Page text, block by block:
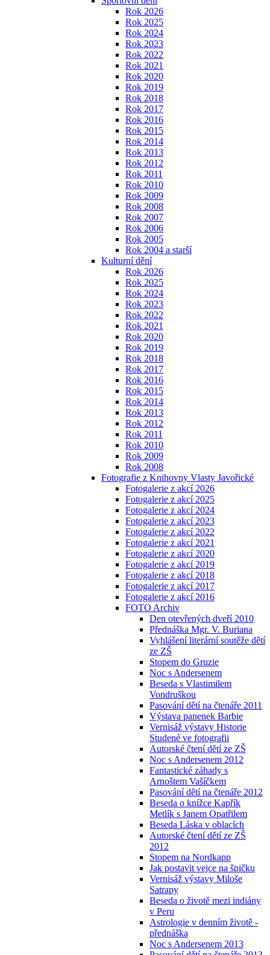
Rok 2026
Rok 2025
Rok 2024
Rok 2023
Rok 2022
Rok 2021
Rok 2020
Rok 2019
Rok 2018
Rok 2017
Rok 2016
Rok 2015
Rok 2014
Rok 2013
Rok 2012
Rok 2011
Rok 2010
Rok 2009
Rok 2008
Rok 2007
Rok 2006
Rok 2005
Rok 2004 a starší
Kulturní dění
Rok 2026
Rok 2025
Rok 2024
Rok 2023
Rok 2022
Rok 2021
Rok 2020
Rok 2019
Rok 2018
Rok 2017
Rok 2016
Rok 2015
Rok 2014
Rok 2013
Rok 2012
Rok 2011
Rok 2010
Rok 2009
Rok 2008
Fotografie z Knihovny Vlasty Javořické
Fotogalerie z akcí 2026
Fotogalerie z akcí 2025
Fotogalerie z akcí 2024
Fotogalerie z akcí 2023
Fotogalerie z akcí 2022
Fotogalerie z akcí 2021
Fotogalerie z akcí 2020
Fotogalerie z akcí 2019
Fotogalerie z akcí 2018
Fotogalerie z akcí 2017
Fotogalerie z akcí 2016
FOTO Archiv
Den otevřených dveří 2010
Přednáška Mgr. V. Buriana
Vyhlášení literární soutěže dětí
ze ZŠ
Stopem do Gruzie
Noc s Andersenem
Beseda s Vlastimilem
Vondruškou
Pasování dětí na čtenáře 2011
Výstava panenek Barbie
Vernisáž výstavy Historie
Studené ve fotografii
Autorské čtení dětí ze ZŠ
Noc s Andersenem 2012
Fantastické záhady s
Arnoštem Vašíčkem
Pasování dětí na čtenáře 2012
Beseda o knížce Kapřík
Metlík s Janem Opatřilem
Beseda Láska v oblacích
Autorské čtení dětí ze ZŠ
2012
Stopem na Nordkapp
Jak postavit vejce na špičku
Vernisáž výstavy Miloše
Satrapy
Beseda o životě mezi indiány
v Peru
Astrologie v denním životě -
přednáška
Noc s Andersenem 2013